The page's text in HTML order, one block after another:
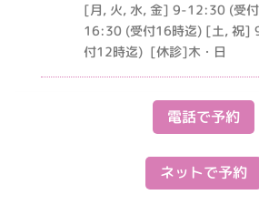
[月, 火, 水, 金] 9-12:30 (受
16:30 (受付16時迄) [土, 祝]
付12時迄) [休診]木・日
電話で予約
ネットで予約